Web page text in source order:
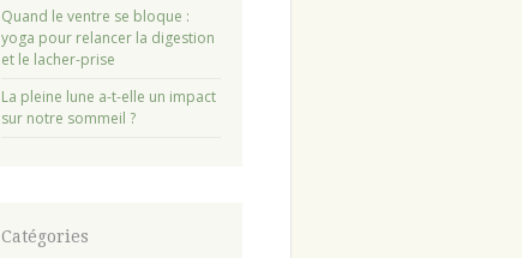
Quand le ventre se bloque :
yoga pour relancer la digestion
et le lacher-prise
La pleine lune a-t-elle un impact
sur notre sommeil ?
Catégories